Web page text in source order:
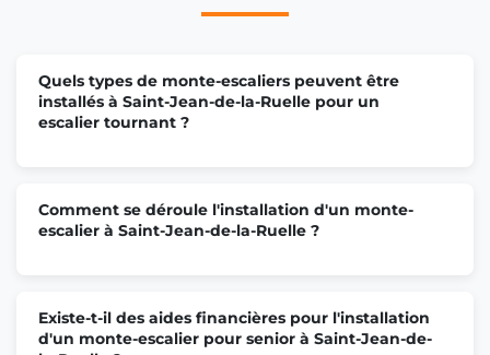
Quels types de monte-escaliers peuvent être
installés à Saint-Jean-de-la-Ruelle pour un
escalier tournant ?
Comment se déroule l'installation d'un monte-
escalier à Saint-Jean-de-la-Ruelle ?
Existe-t-il des aides financières pour l'installation
d'un monte-escalier pour senior à Saint-Jean-de-